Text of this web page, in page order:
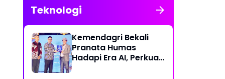
Teknologi
Kemendagri Bekali
Pranata Humas
Hadapi Era AI, Perkuat